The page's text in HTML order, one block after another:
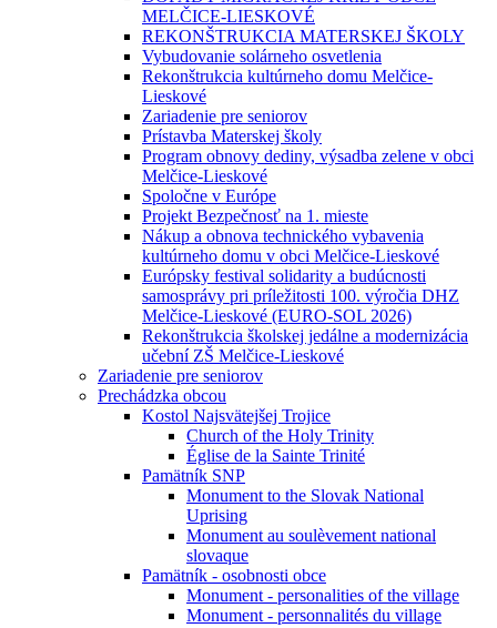
MELČICE-LIESKOVÉ
REKONŠTRUKCIA MATERSKEJ ŠKOLY
Vybudovanie solárneho osvetlenia
Rekonštrukcia kultúrneho domu Melčice-
Lieskové
Zariadenie pre seniorov
Prístavba Materskej školy
Program obnovy dediny, výsadba zelene v obci
Melčice-Lieskové
Spoločne v Európe
Projekt Bezpečnosť na 1. mieste
Nákup a obnova technického vybavenia
kultúrneho domu v obci Melčice-Lieskové
Európsky festival solidarity a budúcnosti
samosprávy pri príležitosti 100. výročia DHZ
Melčice-Lieskové (EURO-SOL 2026)
Rekonštrukcia školskej jedálne a modernizácia
učební ZŠ Melčice-Lieskové
Zariadenie pre seniorov
Prechádzka obcou
Kostol Najsvätejšej Trojice
Church of the Holy Trinity
Église de la Sainte Trinité
Pamätník SNP
Monument to the Slovak National
Uprising
Monument au soulèvement national
slovaque
Pamätník - osobnosti obce
Monument - personalities of the village
Monument - personnalités du village